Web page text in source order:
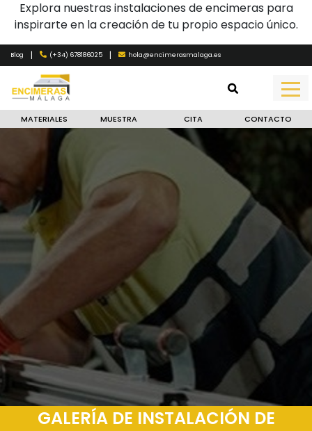
Explora nuestras instalaciones de encimeras para
inspirarte en la creación de tu propio espacio único.
Blog | (+34) 678186025 | hola@encimerasmalaga.es
MATERIALES MUESTRA CITA CONTACTO
GALERÍA DE INSTALACIÓN DE